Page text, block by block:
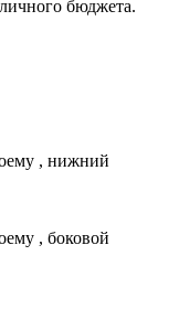
бюджета.
, нижний
, боковой